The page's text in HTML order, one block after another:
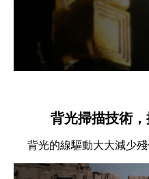
背光掃描技術
背光的線驅動大大減少